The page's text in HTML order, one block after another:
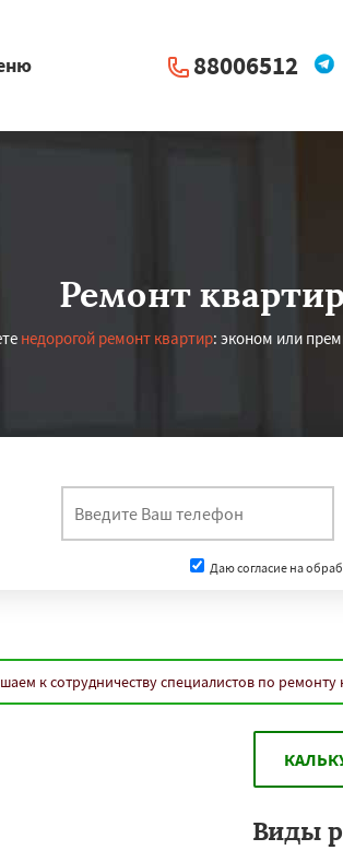
88006512
Ремонт
недорогой ремонт квартир: эконом или
Даю согласие на
к сотрудничеству специалистов по
Виды